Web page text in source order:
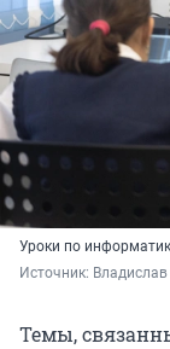
Уроки по
Источник:
Темы,